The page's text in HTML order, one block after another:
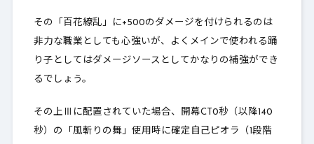
その「百花繚乱」に+500のダメージを付けられるのは
非力な職業としても心強いが、よくメインで使われる踊
り子としてはダメージソースとしてかなりの補強ができ
るでしょう。
その上Ⅲに配置されていた場合、開幕CT0秒（以降140
秒）の「風斬りの舞」使用時に確定自己ピオラ（1段階